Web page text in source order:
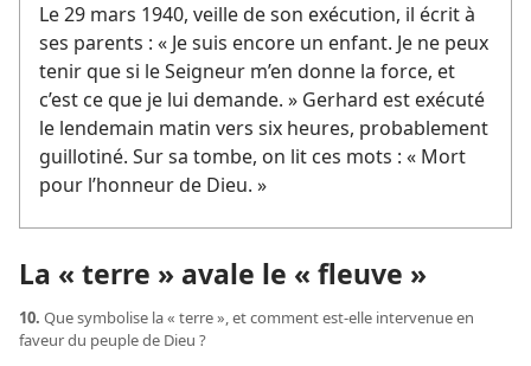
Le 29 mars 1940, veille de son exécution, il écrit à
ses parents : « Je suis encore un enfant. Je ne peux
tenir que si le Seigneur m’en donne la force, et
c’est ce que je lui demande. » Gerhard est exécuté
le lendemain matin vers six heures, probablement
guillotiné. Sur sa tombe, on lit ces mots : « Mort
pour l’honneur de Dieu. »
La « terre » avale le « fleuve »
10. Que symbolise la « terre », et comment est-​elle intervenue en
faveur du peuple de Dieu ?